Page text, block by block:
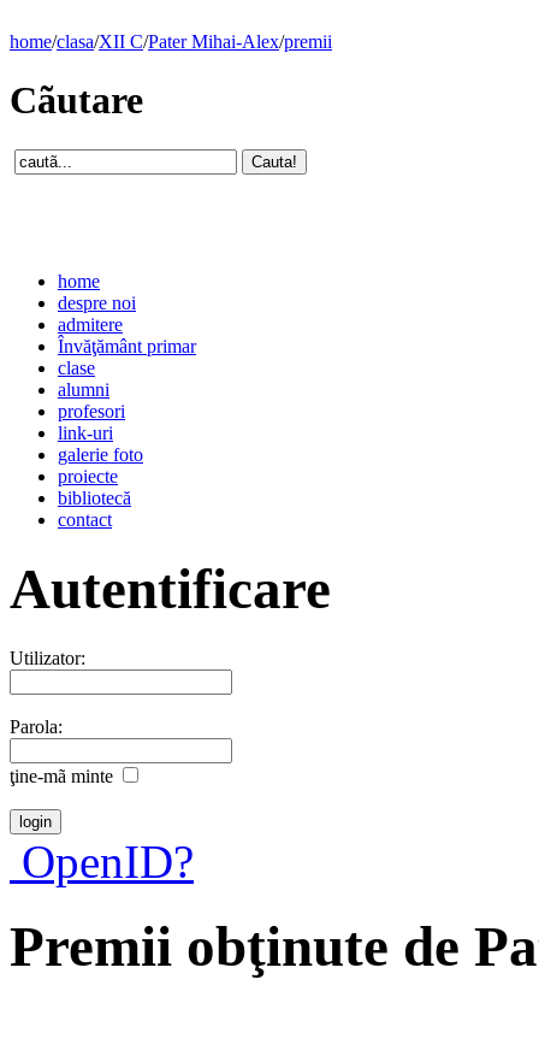
home/clasa/XII C/Pater Mihai-Alex/premii
Cãutare
home
despre noi
admitere
Învăţământ primar
clase
alumni
profesori
link-uri
galerie foto
proiecte
bibliotecă
contact
Autentificare
Utilizator:
Parola:
ţine-mã minte
OpenID?
Premii obţinute de